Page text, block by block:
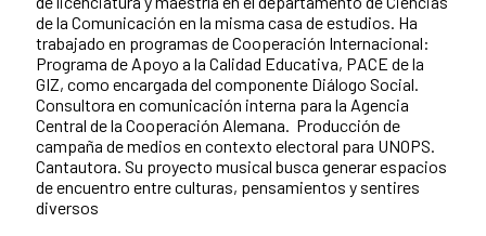
de la Comunicación en la misma casa de estudios. Ha
trabajado en programas de Cooperación Internacional:
Programa de Apoyo a la Calidad Educativa, PACE de la
GIZ, como encargada del componente Diálogo Social.
Consultora en comunicación interna para la Agencia
Central de la Cooperación Alemana. Producción de
campaña de medios en contexto electoral para UNOPS.
Cantautora. Su proyecto musical busca generar espacios
de encuentro entre culturas, pensamientos y sentires
diversos